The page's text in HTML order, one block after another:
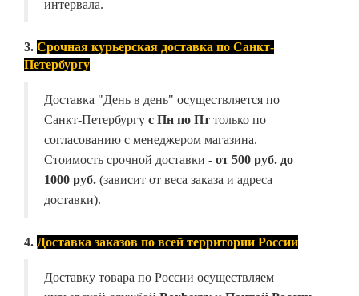
интервала.
3. Срочная курьерская доставка по Санкт-
Петербургу
Доставка "День в день" осуществляется по
Санкт-Петербургу с Пн по Пт только по
согласованию с менеджером магазина.
Стоимость срочной доставки - от 500 руб. до
1000 руб. (зависит от веса заказа и адреса
доставки).
4. Доставка заказов по всей территории России
Доставку товара по России осуществляем